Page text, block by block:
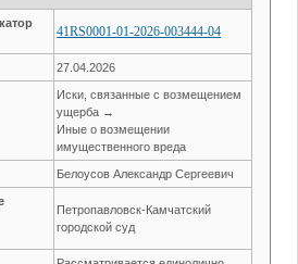
41RS0001-01-2026-003444-04
27.04.2026
Иски, связанные с возмещением
ущерба →
Иные о возмещении
имущественного вреда
Белоусов Александр Сергеевич
Петропавловск-Камчатский
городской суд